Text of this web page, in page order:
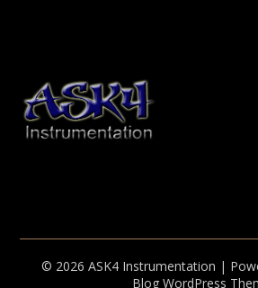
© 2026 ASK4 Instrumentation |
BlogWordPress